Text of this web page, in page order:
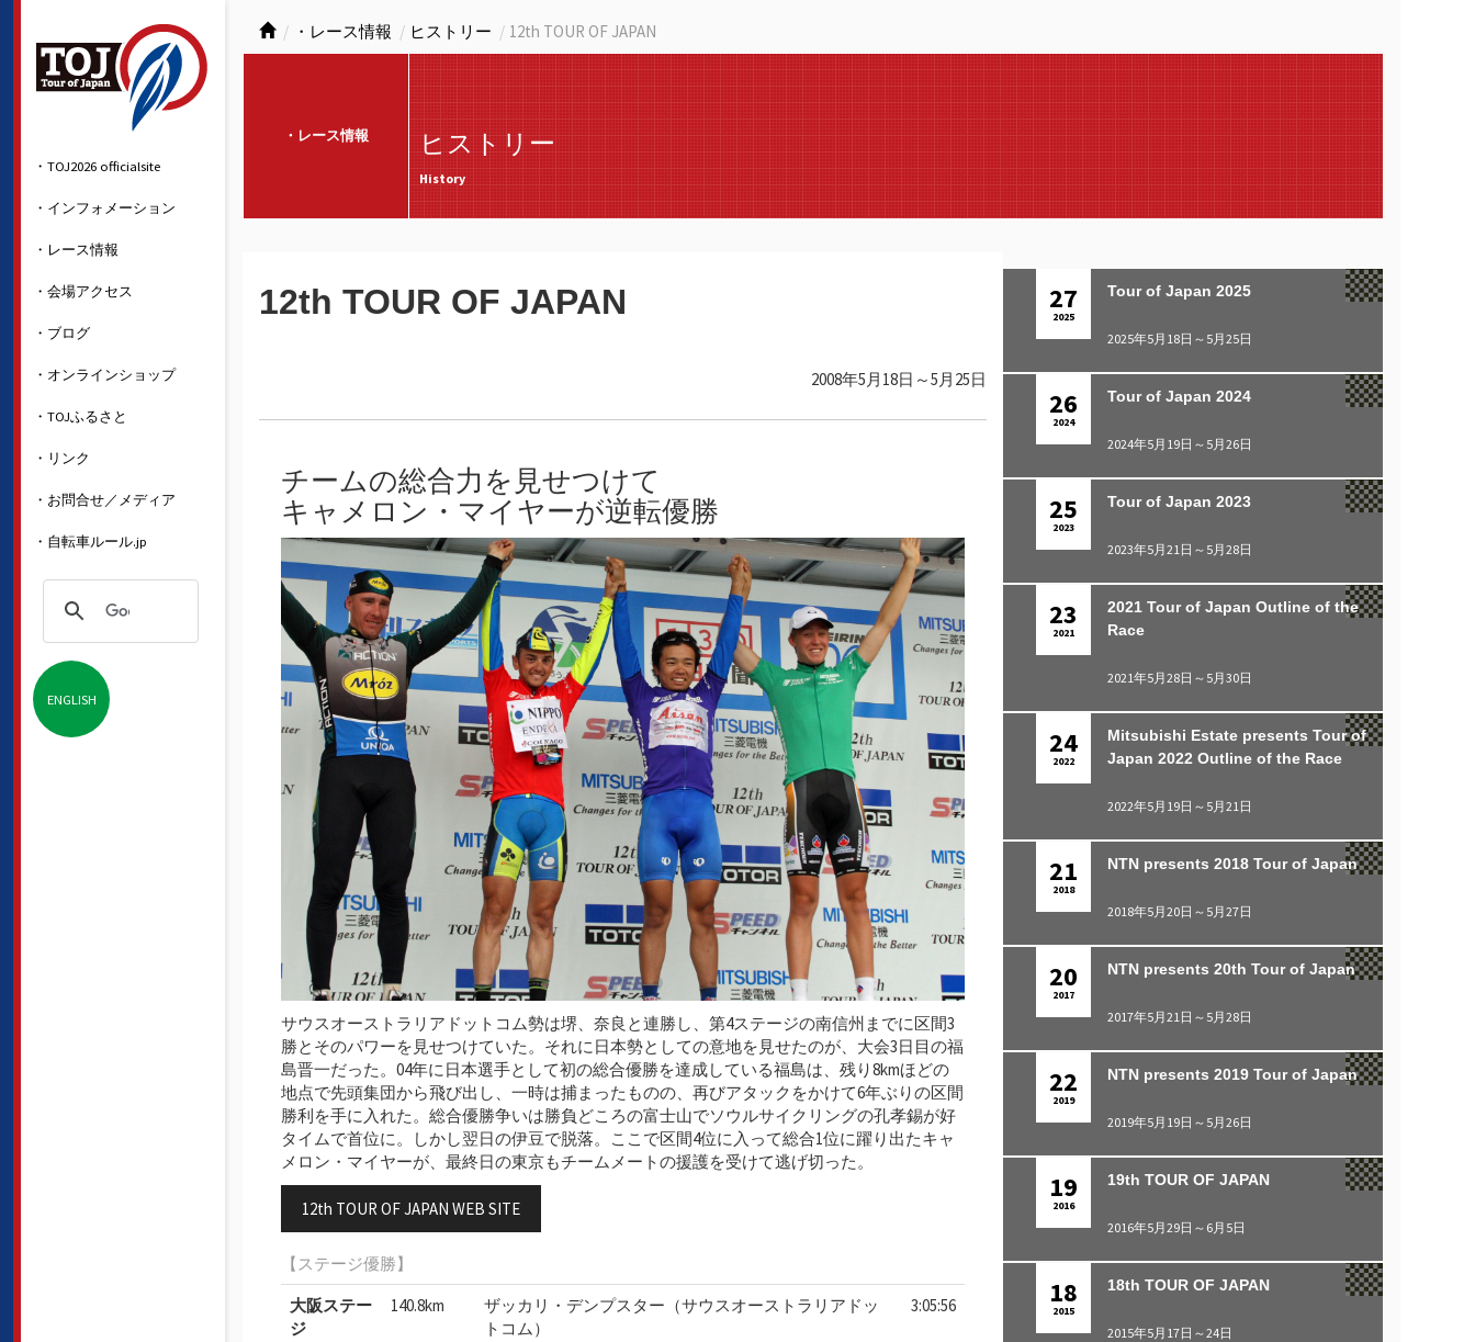
・TOJ2026 officialsite
・インフォメーション
・レース情報
・会場アクセス
・ブログ
・オンラインショップ
・TOJふるさと
・リンク
・お問合せ／メディア
・自転車ルール.jp
ENGLISH
・レース情報 ヒストリー 12th TOUR OF JAPAN
・レース情報 ヒストリー
History
12th TOUR OF JAPAN
2008年5月18日～5月25日
チームの総合力を見せつけて
キャメロン・マイヤーが逆転優勝
サウスオーストラリアドットコム勢は堺、奈良と連勝し、第4ステージの南信州までに区間3
勝とそのパワーを見せつけていた。それに日本勢としての意地を見せたのが、大会3日目の福
島晋一だった。04年に日本選手として初の総合優勝を達成している福島は、残り8kmほどの
地点で先頭集団から飛び出し、一時は捕まったものの、再びアタックをかけて6年ぶりの区間
勝利を手に入れた。総合優勝争いは勝負どころの富士山でソウルサイクリングの孔孝錫が好
タイムで首位に。しかし翌日の伊豆で脱落。ここで区間4位に入って総合1位に躍り出たキャ
メロン・マイヤーが、最終日の東京もチームメートの援護を受けて逃げ切った。
12th TOUR OF JAPAN WEB SITE
【ステージ優勝】
大阪ステー
ジ
140.8km
ザッカリ・デンプスター（サウスオーストラリアドッ
トコム）
3:05:56
Tour of Japan 2025
2025年5月18日～5月25日
27
2025
Tour of Japan 2024
2024年5月19日～5月26日
26
2024
Tour of Japan 2023
2023年5月21日～5月28日
25
2023
2021 Tour of Japan Outline of the
Race
2021年5月28日～5月30日
23
2021
Mitsubishi Estate presents Tour of
Japan 2022 Outline of the Race
2022年5月19日～5月21日
24
2022
NTN presents 2018 Tour of Japan
2018年5月20日～5月27日
21
2018
NTN presents 20th Tour of Japan
2017年5月21日～5月28日
20
2017
NTN presents 2019 Tour of Japan
2019年5月19日～5月26日
22
2019
19th TOUR OF JAPAN
2016年5月29日～6月5日
19
2016
18th TOUR OF JAPAN
2015年5月17日～24日
18
2015